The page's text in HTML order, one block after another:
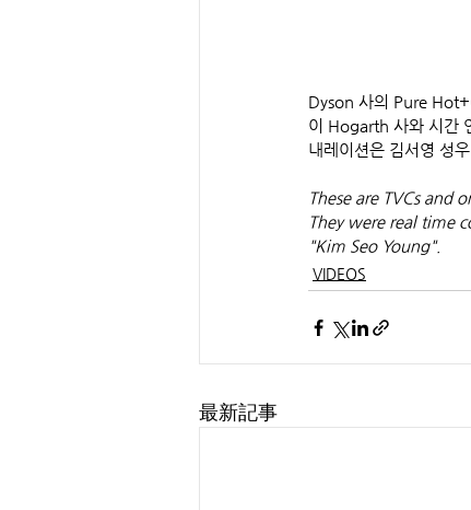
Dyson 사의 Pure
이 Hogarth 사와 시간
내레이션은 김서영 성
These are TVCs and
They were real time
"Kim Seo Young".
VIDEOS
最新記事